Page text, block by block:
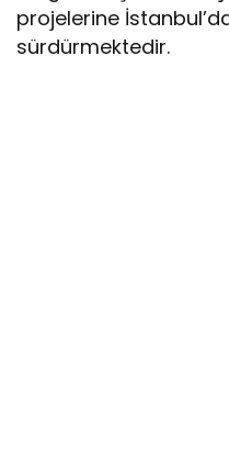
projelerine
sürdürmektedir.